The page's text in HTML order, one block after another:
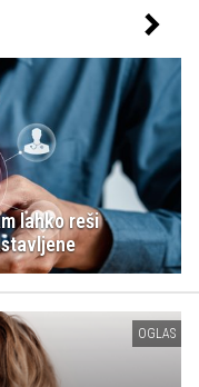
lahko reši
OGLAS